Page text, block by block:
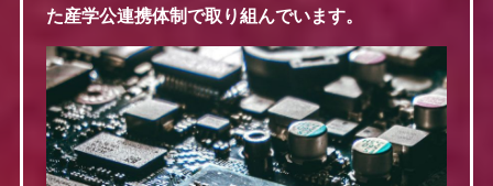
た産学公連携体制で取り組んでいます。